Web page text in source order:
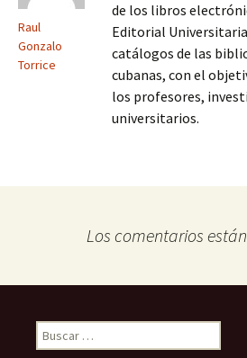
Raul
Gonzalo
Torrice
de los libros
Editorial
catálogos de las
cubanas, con el
los profesores,
universitarios.
Los comentarios
Buscar: